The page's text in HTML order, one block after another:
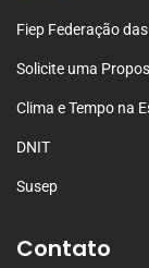
Fiep Federação
Solicite uma
Clima e Tempo na
DNIT
Susep
Contato